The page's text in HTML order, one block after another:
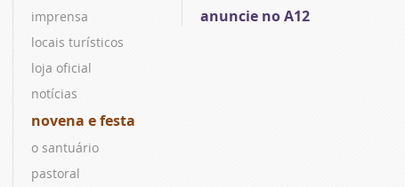
imprensa
locais turísticos
loja oficial
notícias
novena e festa
o santuário
pastoral
anuncie no A12